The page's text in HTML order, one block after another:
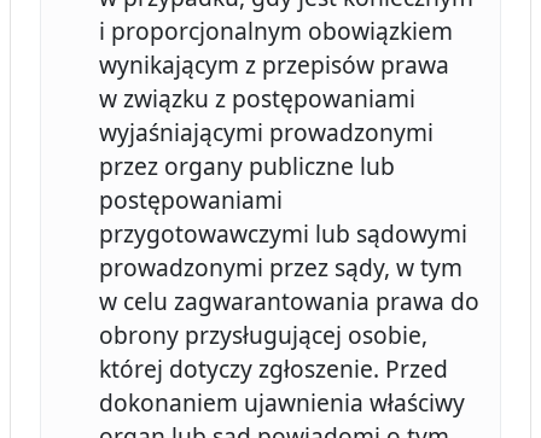
i proporcjonalnym obowiązkiem
wynikającym z przepisów prawa
w związku z postępowaniami
wyjaśniającymi prowadzonymi
przez organy publiczne lub
postępowaniami
przygotowawczymi lub sądowymi
prowadzonymi przez sądy, w tym
w celu zagwarantowania prawa do
obrony przysługującej osobie,
której dotyczy zgłoszenie. Przed
dokonaniem ujawnienia właściwy